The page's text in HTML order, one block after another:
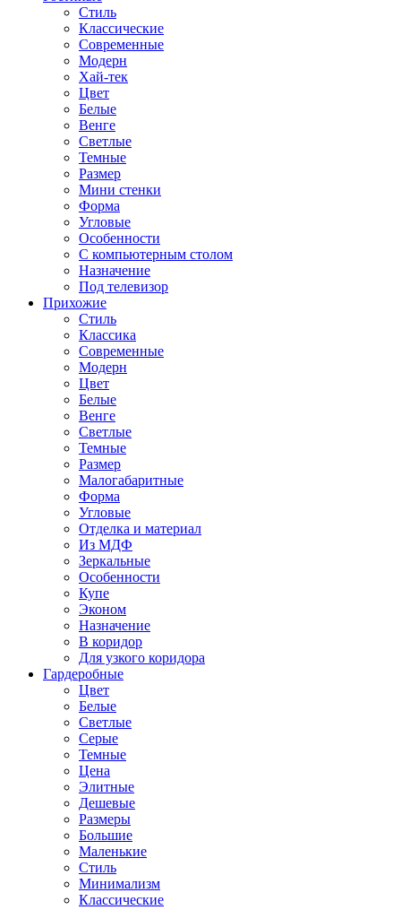
Стиль
Классические
Современные
Модерн
Хай-тек
Цвет
Белые
Венге
Светлые
Темные
Размер
Мини стенки
Форма
Угловые
Особенности
С компьютерным столом
Назначение
Под телевизор
Прихожие
Стиль
Классика
Современные
Модерн
Цвет
Белые
Венге
Светлые
Темные
Размер
Малогабаритные
Форма
Угловые
Отделка и материал
Из МДФ
Зеркальные
Особенности
Купе
Эконом
Назначение
В коридор
Для узкого коридора
Гардеробные
Цвет
Белые
Светлые
Серые
Темные
Цена
Элитные
Дешевые
Размеры
Большие
Маленькие
Стиль
Минимализм
Классические